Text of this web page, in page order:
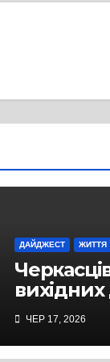
ДАЙДЖЕСТ ЖИТТЯ
ЧЕР 17, 2026